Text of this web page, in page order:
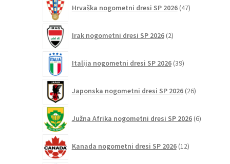
Hrvaška nogometni dresi SP 2026 47izdelkov
Irak nogometni dresi SP 2026 2izdelka
Italija nogometni dresi SP 2026 39izdelkov
Japonska nogometni dresi SP 2026 26izdelkov
Južna Afrika nogometni dresi SP 2026 6izdelkov
Kanada nogometni dresi SP 2026 12izdelkov